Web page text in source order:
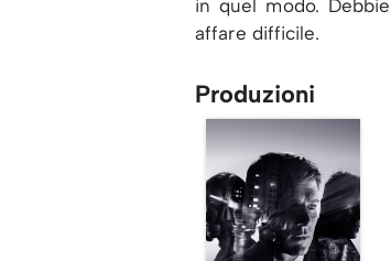
in quel modo.
affare difficile.
Produzioni